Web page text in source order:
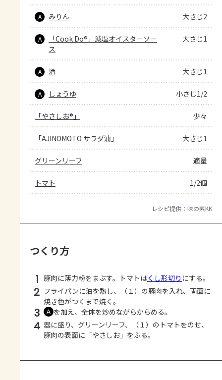
A みりん 大さじ2
A
「Cook Do®」減塩オイスターソー
ス
大さじ1
A 酒 大さじ1
A しょうゆ 小さじ1/2
「やさしお®」 少々
「AJINOMOTO サラダ油」 大さじ1
グリーンリーフ 適量
トマト 1/2個
レシピ提供：味の素KK
つくり方
1 豚肉に薄力粉をまぶす。トマトはくし形切り にする。
2 フライパンに油を熱し、（１）の豚肉を入れ、両面に
焼き色がつくまで焼く。
3 Ａ を加え、全体を炒めながらからめる。
4 器に盛り、グリーンリーフ、（１）のトマトをのせ、
豚肉の表面に「やさしお」をふる。